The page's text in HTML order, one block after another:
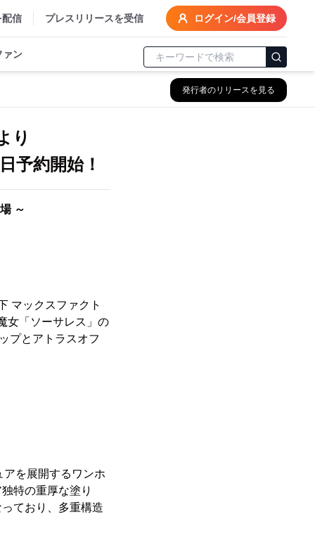
配信 プレスリリースを受信 ログイン/会員登録
ァン
発行者のリリースを見る
り
予約開始！
～
マックスファクト
女「ソーサレス」の
プとアトラスオフ
を展開するワンホ
特の重厚な塗り
ており、多重構造